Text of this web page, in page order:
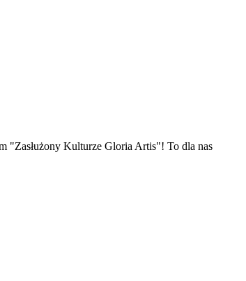
"Zasłużony Kulturze Gloria Artis"! To dla nas